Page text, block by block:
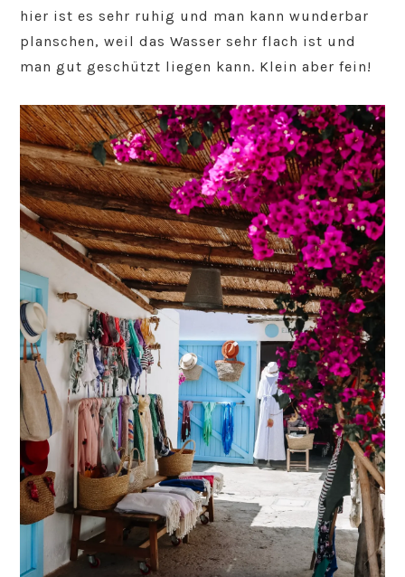
hier ist es sehr ruhig und man kann wunderbar
planschen, weil das Wasser sehr flach ist und
man gut geschützt liegen kann. Klein aber fein!